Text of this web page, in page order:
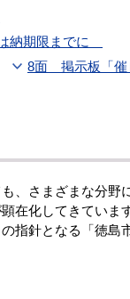
納期限までに
8面 掲示板「催
、さまざまな分野
在化してきています
指針となる「徳島